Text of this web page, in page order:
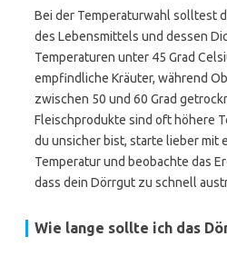
Bei der Temperaturwahl solltest
des Lebensmittels und dessen
Temperaturen unter 45 Grad
empfindliche Kräuter, während
zwischen 50 und 60 Grad
Fleischprodukte sind oft höhere
du unsicher bist, starte lieber mit
Temperatur und beobachte das
dass dein Dörrgut zu schnell
Wie lange sollte ich das